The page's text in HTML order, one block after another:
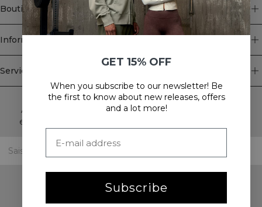
Boutique
Information
Service client
Newsletter
Abonnez-vous à notre newsletter! Recevez des offres
exclusives, nos dernières nouvelles et bien plus encore.
GET 15% OFF
When you subscribe to our newsletter! Be
the first to know about new releases, offers
and a lot more!
Subscribe